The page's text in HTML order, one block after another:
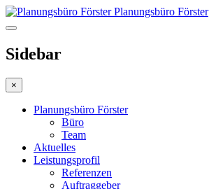
Planungsbüro Förster
Sidebar
×
Planungsbüro Förster
Büro
Team
Aktuelles
Leistungsprofil
Referenzen
Auftraggeber